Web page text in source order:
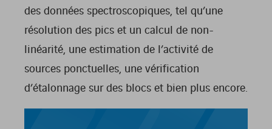
des données spectroscopiques, tel qu’une
résolution des pics et un calcul de non-
linéarité, une estimation de l’activité de
sources ponctuelles, une vérification
d’étalonnage sur des blocs et bien plus encore.